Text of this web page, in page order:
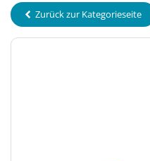
Zurück zur Kategorieseite